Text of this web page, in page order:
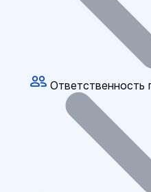
Ответственность